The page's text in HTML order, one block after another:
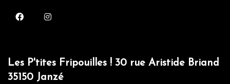
Les P'tites Fripouilles ! 30 rue Aristide Briand
35150 Janzé